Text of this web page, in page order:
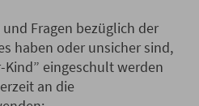
Fragen bezüglich der
haben oder unsicher sind,
eingeschult werden
an die